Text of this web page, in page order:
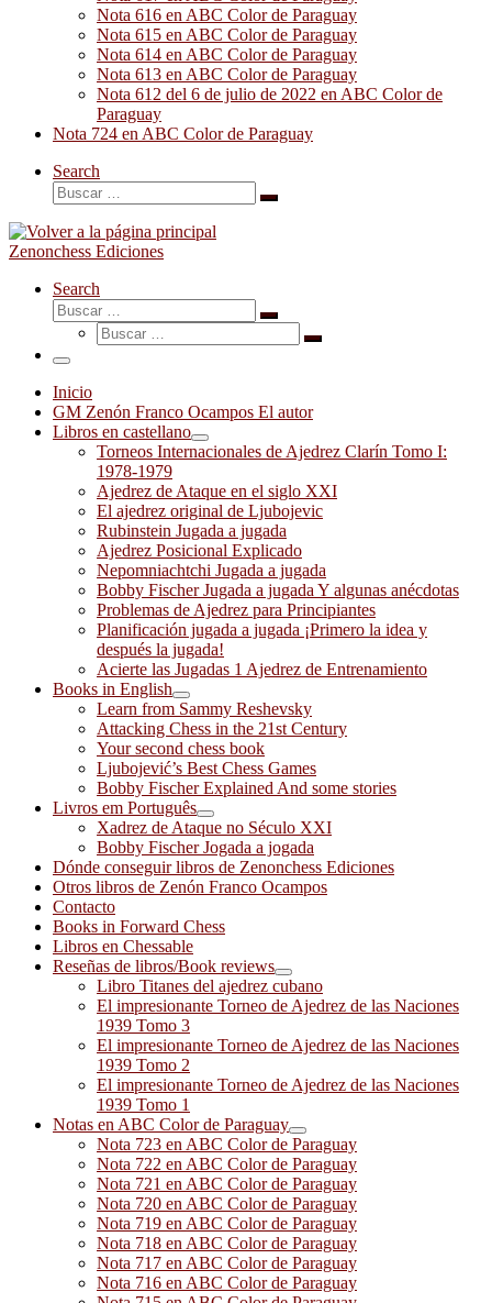
Nota 616 en ABC Color de Paraguay
Nota 615 en ABC Color de Paraguay
Nota 614 en ABC Color de Paraguay
Nota 613 en ABC Color de Paraguay
Nota 612 del 6 de julio de 2022 en ABC Color de
Paraguay
Nota 724 en ABC Color de Paraguay
Search
Buscar
Buscar
Zenonchess Ediciones
Search
Buscar
Buscar
Buscar
Buscar
Menú
Inicio
GM Zenón Franco Ocampos El autor
Libros en castellano
Torneos Internacionales de Ajedrez Clarín Tomo I:
1978-1979
Ajedrez de Ataque en el siglo XXI
El ajedrez original de Ljubojevic
Rubinstein Jugada a jugada
Ajedrez Posicional Explicado
Nepomniachtchi Jugada a jugada
Bobby Fischer Jugada a jugada Y algunas anécdotas
Problemas de Ajedrez para Principiantes
Planificación jugada a jugada ¡Primero la idea y
después la jugada!
Acierte las Jugadas 1 Ajedrez de Entrenamiento
Books in English
Learn from Sammy Reshevsky
Attacking Chess in the 21st Century
Your second chess book
Ljubojević’s Best Chess Games
Bobby Fischer Explained And some stories
Livros em Português
Xadrez de Ataque no Século XXI
Bobby Fischer Jogada a jogada
Dónde conseguir libros de Zenonchess Ediciones
Otros libros de Zenón Franco Ocampos
Contacto
Books in Forward Chess
Libros en Chessable
Reseñas de libros/Book reviews
Libro Titanes del ajedrez cubano
El impresionante Torneo de Ajedrez de las Naciones
1939 Tomo 3
El impresionante Torneo de Ajedrez de las Naciones
1939 Tomo 2
El impresionante Torneo de Ajedrez de las Naciones
1939 Tomo 1
Notas en ABC Color de Paraguay
Nota 723 en ABC Color de Paraguay
Nota 722 en ABC Color de Paraguay
Nota 721 en ABC Color de Paraguay
Nota 720 en ABC Color de Paraguay
Nota 719 en ABC Color de Paraguay
Nota 718 en ABC Color de Paraguay
Nota 717 en ABC Color de Paraguay
Nota 716 en ABC Color de Paraguay